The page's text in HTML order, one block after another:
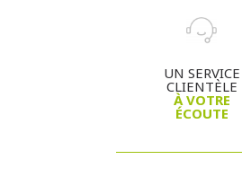
UN SERVICE
CLIENTÈLE
À VOTRE
ÉCOUTE